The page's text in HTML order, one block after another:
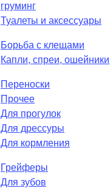
груминг
Туалеты и аксессуары
Борьба с клещами
Капли, спреи, ошейники
Переноски
Прочее
Для прогулок
Для дрессуры
Для кормления
Грейферы
Для зубов